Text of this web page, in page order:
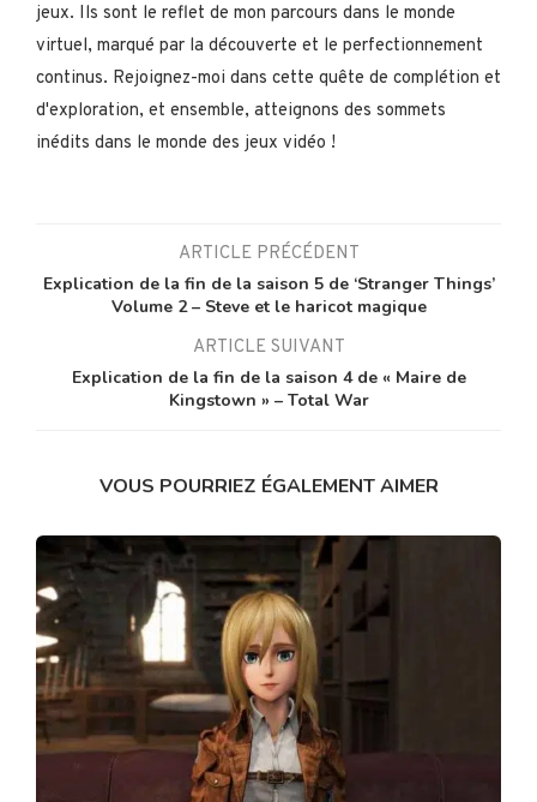
jeux. Ils sont le reflet de mon parcours dans le monde
virtuel, marqué par la découverte et le perfectionnement
continus. Rejoignez-moi dans cette quête de complétion et
d'exploration, et ensemble, atteignons des sommets
inédits dans le monde des jeux vidéo !
ARTICLE PRÉCÉDENT
Explication de la fin de la saison 5 de ‘Stranger Things’
Volume 2 – Steve et le haricot magique
ARTICLE SUIVANT
Explication de la fin de la saison 4 de « Maire de
Kingstown » – Total War
VOUS POURRIEZ ÉGALEMENT AIMER